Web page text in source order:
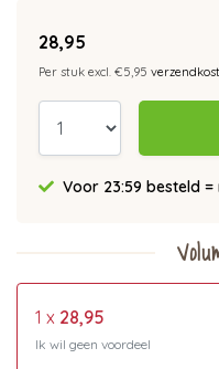
28,95
Per stuk excl. €5,95
Voor 23:59 besteld
1 x 28,95
Ik wil geen voordeel